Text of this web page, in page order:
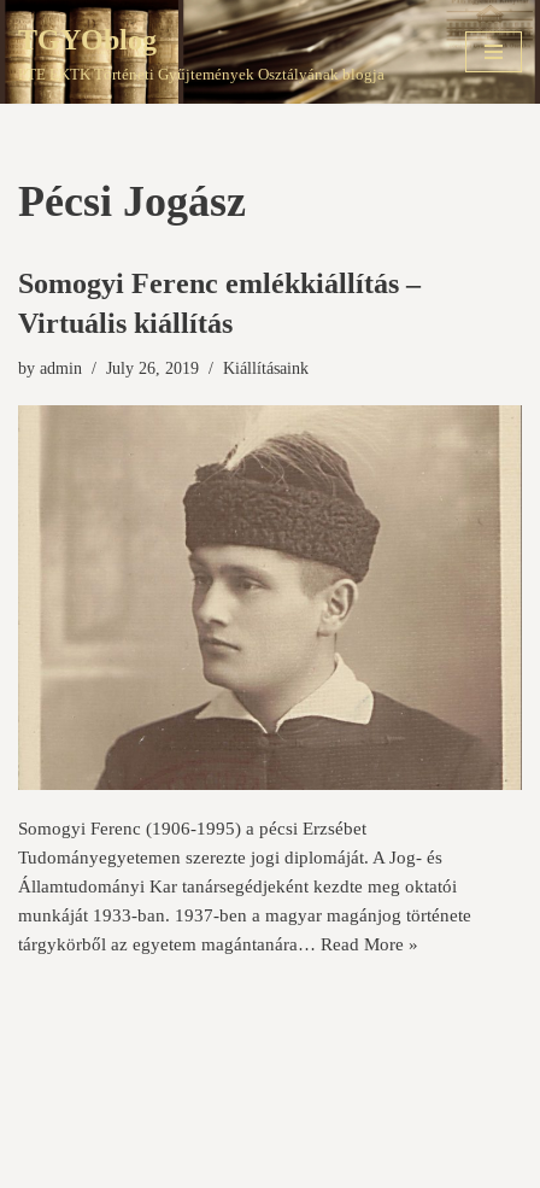
Skip
to
TGYOblog
PTE EKTK Történeti Gyűjtemények Osztályának blogja
Pécsi Jogász
Somogyi Ferenc emlékkiállítás –
Virtuális kiállítás
by admin July 26, 2019 Kiállításaink
Somogyi Ferenc (1906-1995) a pécsi Erzsébet
Tudományegyetemen szerezte jogi diplomáját. A Jog- és
Államtudományi Kar tanársegédjeként kezdte meg oktatói
munkáját 1933-ban. 1937-ben a magyar magánjog története
tárgykörből az egyetem magántanára… Read More »